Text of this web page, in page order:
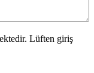
Lüften giriş